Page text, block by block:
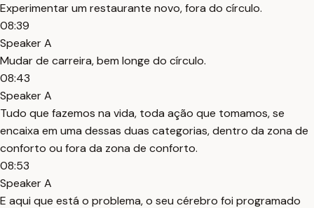
Experimentar um restaurante novo, fora do círculo.
08:39
Speaker A
Mudar de carreira, bem longe do círculo.
08:43
Speaker A
Tudo que fazemos na vida, toda ação que tomamos, se
encaixa em uma dessas duas categorias, dentro da zona de
conforto ou fora da zona de conforto.
08:53
Speaker A
E aqui que está o problema, o seu cérebro foi programado